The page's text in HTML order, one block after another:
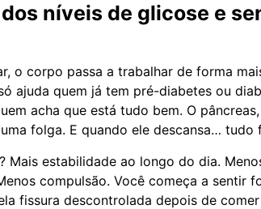
níveis de glicose e
o corpo passa a trabalhar de forma
ajuda quem já tem pré-diabetes ou
acha que está tudo bem. O
folga. E quando ele descansa… tudo
Mais estabilidade ao longo do dia.
compulsão. Você começa a sentir
fissura descontrolada depois de